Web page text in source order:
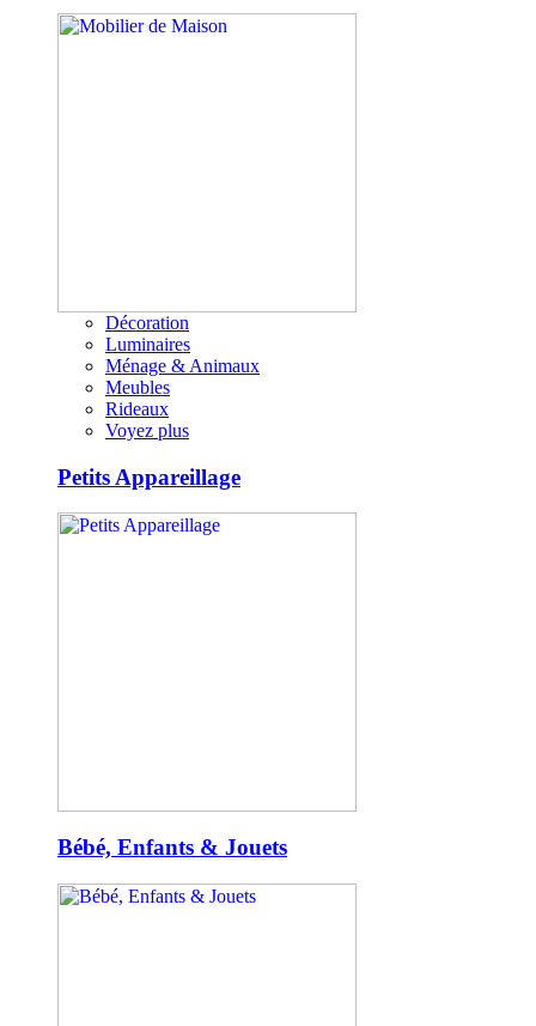
Décoration
Luminaires
Ménage & Animaux
Meubles
Rideaux
Voyez plus
Petits Appareillage
Bébé, Enfants & Jouets